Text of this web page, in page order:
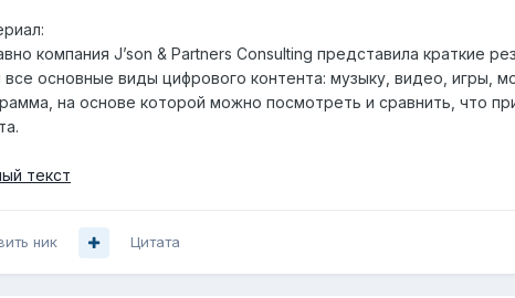
компания J’son & Partners Consulting представила краткие
все основные виды цифрового контента: музыку, видео, игры,
на основе которой можно посмотреть и сравнить, что
текст
ник Цитата